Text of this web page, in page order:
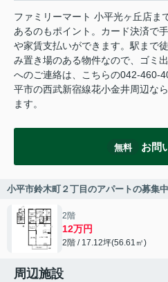
ファミリーマート 小平光ヶ丘店ま
あるのもポイント。カード決済で
や家賃支払いができます。駅まで
み置き場のある物件なので、ゴミ
へのご連絡は、こちらの042-460-
平市の西武新宿線花小金井周辺な
ます。
無料 お問
小平市鈴木町２丁目のアパートの募集
2階
12万円
2階 / 17.12坪(56.61㎡)
周辺施設